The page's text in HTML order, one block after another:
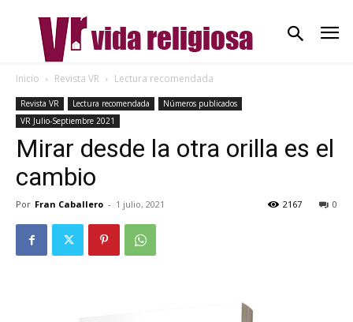
Inicio Revista VR Lectura recomendada
Revista VR Lectura recomendada
Números publicados
VR Julio-Septiembre 2021
Mirar desde la otra orilla es el
cambio
Por Fran Caballero - 1 julio, 2021 0
2167